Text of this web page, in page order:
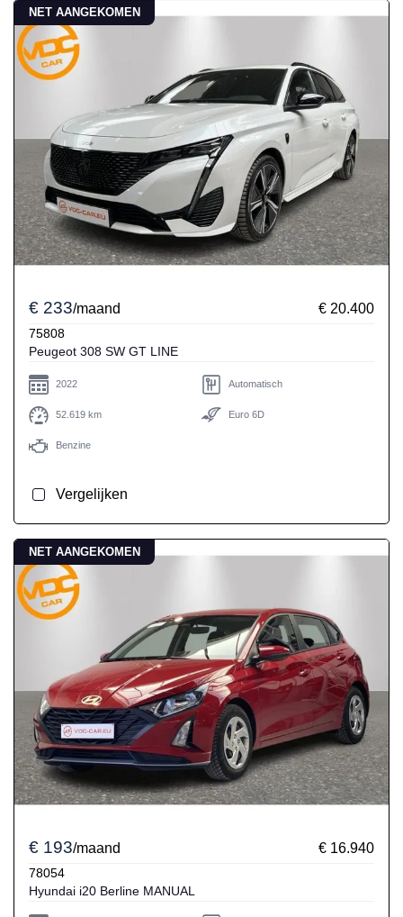
NET AANGEKOMEN
€ 233/maand € 20.400
75808
Peugeot 308 SW GT LINE
2022 Automatisch
52.619 km Euro 6D
Benzine
Vergelijken
NET AANGEKOMEN
€ 193/maand € 16.940
78054
Hyundai i20 Berline MANUAL